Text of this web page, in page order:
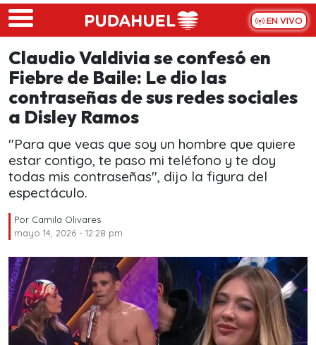
Skip to main content
EN VIVO
Claudio Valdivia se confesó en
Fiebre de Baile: Le dio las
contraseñas de sus redes sociales
a Disley Ramos
"Para que veas que soy un hombre que quiere
estar contigo, te paso mi teléfono y te doy
todas mis contraseñas", dijo la figura del
espectáculo.
Por Camila Olivares
mayo 14, 2026 - 12:28 pm